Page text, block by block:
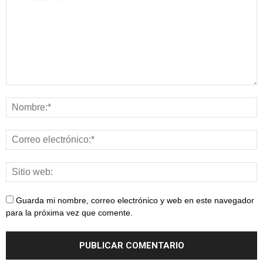
Guarda mi nombre, correo electrónico y web en este navegador
para la próxima vez que comente.